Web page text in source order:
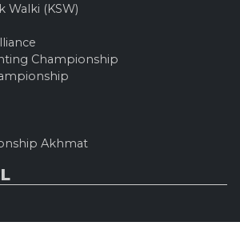
Walki (KSW)
Championship
Akhmat